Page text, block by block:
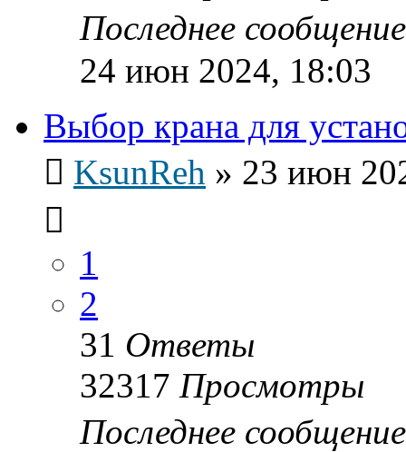
Последнее
24 июн 2024, 18:03
Выбор крана для
KsunReh » 23 июн
1
2
31 Ответы
32317 Просмотры
Последнее